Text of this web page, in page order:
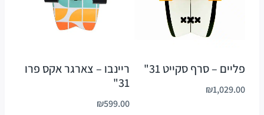
פליים – סרף סקייט 31"
₪1,029.00
ריינבו – צארגר אקס פרו
31"
₪599.00